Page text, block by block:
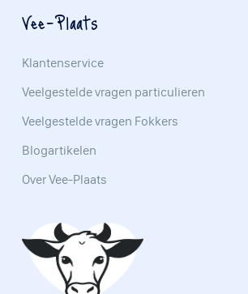
Vee-Plaats
Klantenservice
Veelgestelde vragen particulieren
Veelgestelde vragen Fokkers
Blogartikelen
Over Vee-Plaats